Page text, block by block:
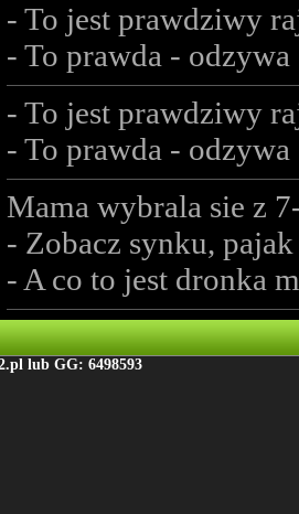
- To jest prawdziwy
- To prawda -
- To jest prawdziwy
- To prawda -
Mama wybrala sie z
- Zobacz synku,
- A co to jest dronka
lub GG: 6498593